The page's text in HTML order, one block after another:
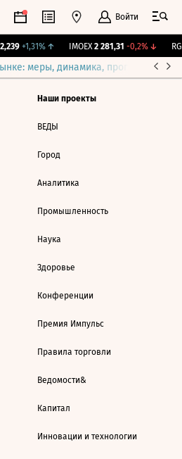
Войти
+1,31%↑ IMOEX 2 281,31 -0,2%↓
меры, динамика, прогнозы
Наши проекты
ВЕДЫ
Город
Аналитика
Промышленность
Наука
Здоровье
Конференции
Премия Импульс
Правила торговли
Ведомости&
Капитал
Инновации и технологии